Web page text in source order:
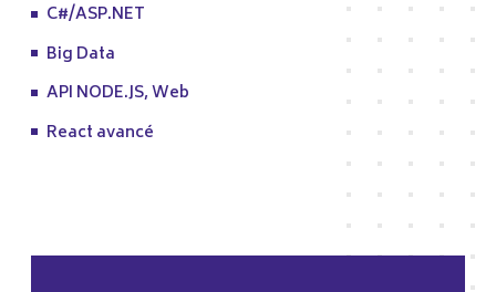
C#/ASP.NET
Big Data
API NODE.JS, Web
React avancé